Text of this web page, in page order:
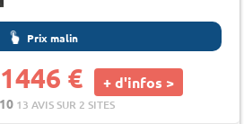
Prix malin
1446 € + d'infos >
13 AVIS SUR 2 SITES